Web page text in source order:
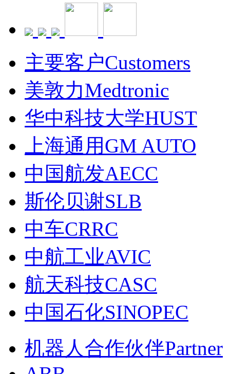
主要客户Customers
美敦力Medtronic
华中科技大学HUST
上海通用GM AUTO
中国航发AECC
斯伦贝谢SLB
中车CRRC
中航工业AVIC
航天科技CASC
中国石化SINOPEC
机器人合作伙伴Partner